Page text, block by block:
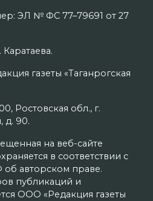
ЭЛ № ФС 77–79691 от 27
газеты «Таганрогская
Ростовская обл., г.
д. 90.
на веб-сайте
в соответствии с
об авторском праве.
публикаций и
ООО «Редакция газеты